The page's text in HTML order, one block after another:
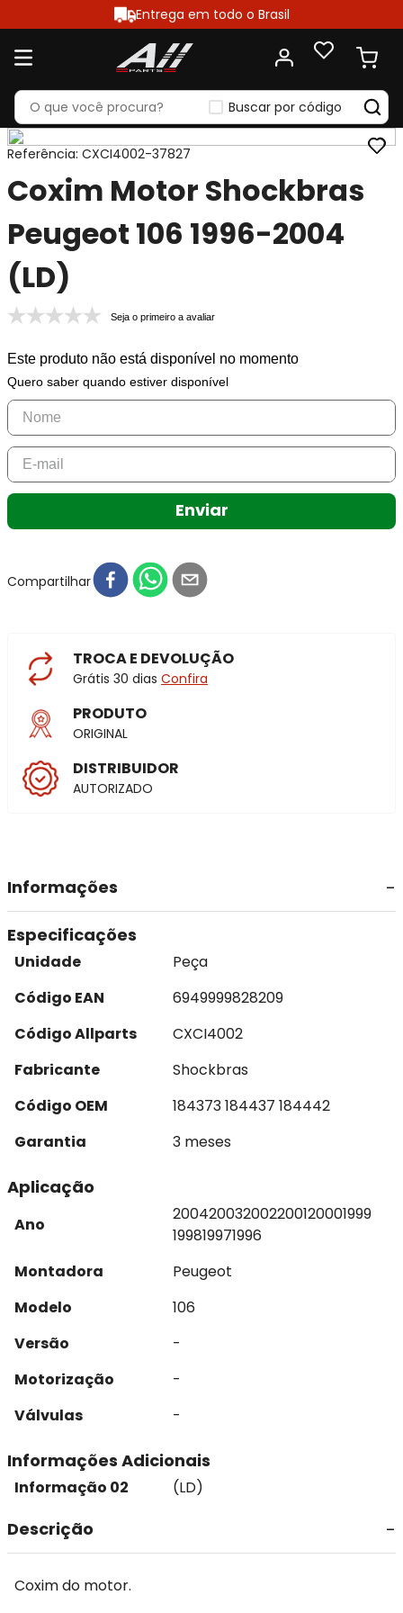
Entrega em todo o Brasil
Buscar por código
Referência: CXCI4002-37827
Coxim Motor Shockbras
Peugeot 106 1996-2004
(LD)
Seja o primeiro a avaliar
Este produto não está disponível no momento
Quero saber quando estiver disponível
Enviar
Compartilhar
TROCA E DEVOLUÇÃO
Grátis 30 dias Confira
PRODUTO
ORIGINAL
DISTRIBUIDOR
AUTORIZADO
Informações
Especificações
Unidade
Peça
Código EAN
6949999828209
Código Allparts
CXCI4002
Fabricante
Shockbras
Código OEM
184373 184437 184442
Garantia
3 meses
Aplicação
Ano
200420032002200120001999
199819971996
Montadora
Peugeot
Modelo
106
Versão
-
Motorização
-
Válvulas
-
Informações Adicionais
Informação 02 (LD)
Descrição
Coxim do motor.